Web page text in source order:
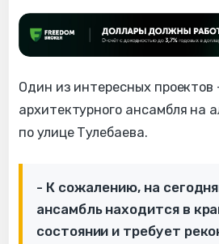
Один из интересных проектов
архитектурного ансамбля на
по улице Тулебаева.
- К сожалению, на
ансамбль находится в
состоянии и требует